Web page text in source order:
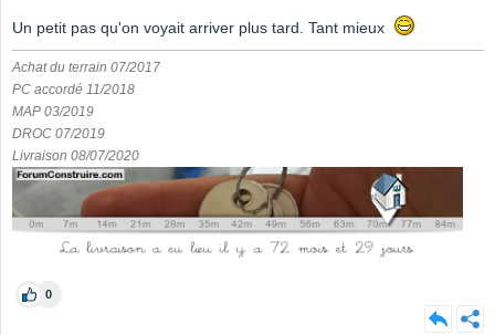
Un petit pas qu'on voyait arriver plus tard. Tant mieux
Achat du terrain 07/2017
PC accordé 11/2018
MAP 03/2019
DROC 07/2019
Livraison 08/07/2020
0